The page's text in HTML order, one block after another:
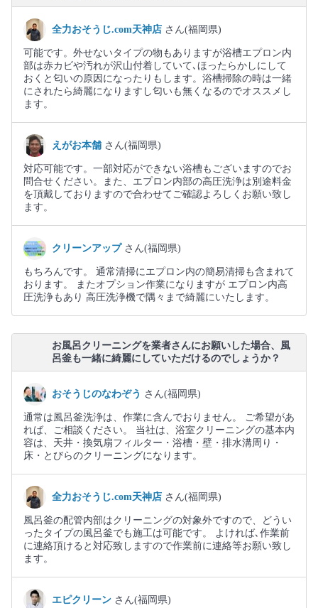
全力おそうじ.com天神店 さん(福岡県)
可能です。外せないタイプの物もありますが浴槽エプロン内
部は赤カビや汚れが沢山付着していて､ほったらかしにして
おくと匂いの原因になったりもします。浴槽掃除の時は一緒
にされたら綺麗になりますし匂いも無くなるのでオススメし
ます。
えがお本舗 さん(福岡県)
対応可能です。一部対応ができない浴槽もございますのでお
問合せください。また、エプロン内部の高圧洗浄は別途料金
を頂戴しておりますので合わせてご確認よろしくお願い致し
ます。
クリーンアップ さん(福岡県)
もちろんです。 通常清掃にエプロン内の簡易清掃も含まれて
おります。 またオプション作業になりますが エプロン内高
圧洗浄もあり 高圧洗浄機で隅々まで綺麗にいたします。
お風呂クリーニングを業者さんにお願いした場合、風
呂釜も一緒に綺麗にしていただけるのでしょうか？
おそうじのなわぞう さん(福岡県)
通常は風呂釜洗浄は、作業に含んでおりません。 ご希望があ
れば、ご相談ください。 当社は、浴室クリーニングの基本内
容は、天井・換気扇フィルター・浴槽・壁・排水溝周り・
床・とびらのクリーニングになります。
全力おそうじ.com天神店 さん(福岡県)
風呂釜の配管内部はクリーニングの対象外ですので、どうい
ったタイプの風呂釜でも施工は可能です。 よければ､作業前
に連絡頂けると対応致しますので作業前に連絡等お願い致し
ます。
エピクリーン さん(福岡県)